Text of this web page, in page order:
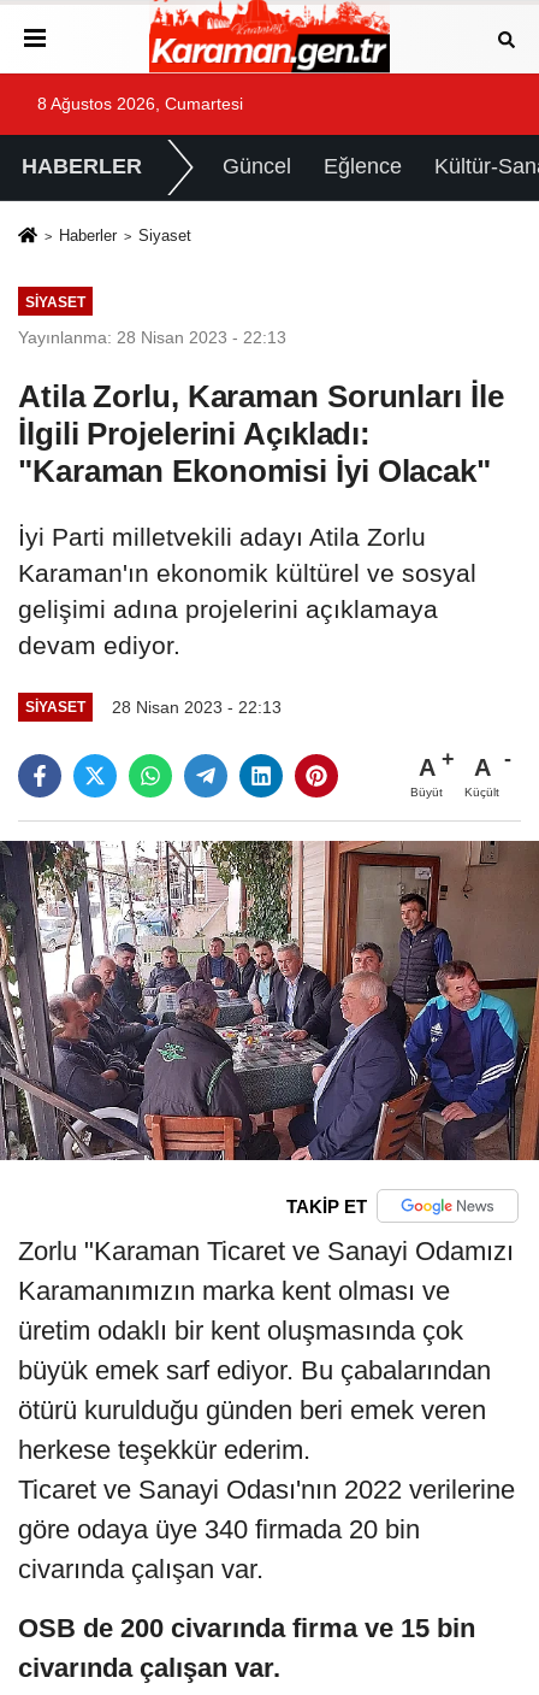
8 Ağustos 2026, Cumartesi
HABERLER Güncel Eğlence Kültür-
Haberler Siyaset
SIYASET
Yayınlanma: 28 Nisan 2023 - 22:13
Atila Zorlu, Karaman Sorunları İle
İlgili Projelerini Açıkladı:
"Karaman Ekonomisi İyi Olacak"
İyi Parti milletvekili adayı Atila Zorlu
Karaman'ın ekonomik kültürel ve sosyal
gelişimi adına projelerini açıklamaya
devam ediyor.
SIYASET 28 Nisan 2023 - 22:13
A
Büyüt
A
Küçült
TAKİP ET
Zorlu "Karaman Ticaret ve Sanayi Odamızı
Karamanımızın marka kent olması ve
üretim odaklı bir kent oluşmasında çok
büyük emek sarf ediyor. Bu çabalarından
ötürü kurulduğu günden beri emek veren
herkese teşekkür ederim.
Ticaret ve Sanayi Odası'nın 2022 verilerine
göre odaya üye 340 firmada 20 bin
civarında çalışan var.
OSB de 200 civarında firma ve 15 bin
civarında çalışan var.